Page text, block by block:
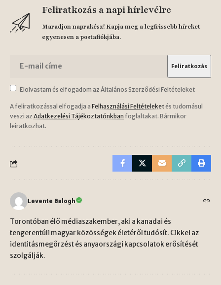
Feliratkozás a napi hírlevélre
Maradjon naprakész! Kapja meg a legfrissebb híreket
egyenesen a postafiókjába.
Elolvastam és elfogadom az Általános Szerződési Feltételeket
A feliratkozással elfogadja a Felhasználási Feltételeketés tudomásul
veszi az Adatkezelési Tájékoztatónkban foglaltakat. Bármikor
leiratkozhat.
Levente Balogh
Torontóban élő médiaszakember, aki a kanadai és
tengerentúli magyar közösségek életéről tudósít. Cikkei az
identitásmegőrzést és anyaországi kapcsolatok erősítését
szolgálják.